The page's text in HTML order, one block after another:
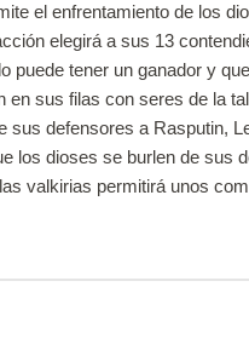
el enfrentamiento de los
elegirá a sus 13
puede tener un ganador y
sus filas con seres de la
sus defensores a Rasputin,
los dioses se burlen de sus
valkirias permitirá unos